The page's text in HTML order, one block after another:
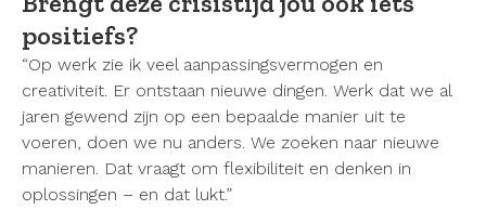
positiefs?
“Op werk zie ik veel aanpassingsvermogen en
creativiteit. Er ontstaan nieuwe dingen. Werk dat we al
jaren gewend zijn op een bepaalde manier uit te
voeren, doen we nu anders. We zoeken naar nieuwe
manieren. Dat vraagt om flexibiliteit en denken in
oplossingen – en dat lukt.”